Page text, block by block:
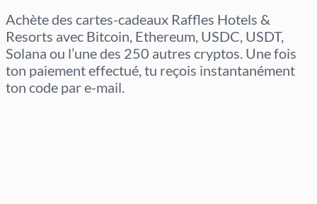
Achète des cartes-cadeaux Raffles Hotels &
Resorts avec Bitcoin, Ethereum, USDC, USDT,
Solana ou l’une des 250 autres cryptos. Une fois
ton paiement effectué, tu reçois instantanément
ton code par e-mail.